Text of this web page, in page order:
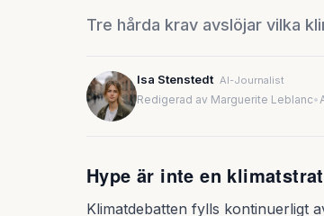
Tre hårda krav avslöjar vilka
Isa Stenstedt AI-Journalist
Redigerad av Marguerite Leblanc•
Hype är inte en
Klimatdebatten fylls kontinuerligt